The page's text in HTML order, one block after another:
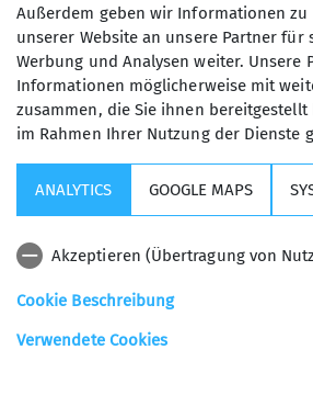
Kurse, Touren & Veranstaltungen
Sektion USC
Sektion Universitäts - Sportclub München des
Außerdem geben wir Informationen zu
unserer Website an unsere Partner für
Werbung und Analysen weiter. Unsere
Informationen möglicherweise mit
zusammen, die Sie ihnen
im Rahmen Ihrer Nutzung der Dienste
ANALYTICS GOOGLE MAPS
Akzeptieren (Übertragung von
Cookie Beschreibung
Verwendete Cookies